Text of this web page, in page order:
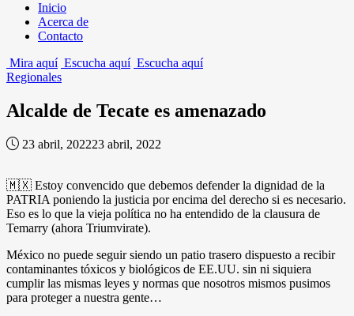
Inicio
Acerca de
Contacto
Mira aquí Escucha aquí Escucha aquí
Regionales
Alcalde de Tecate es amenazado
23 abril, 202223 abril, 2022
🇲🇽 Estoy convencido que debemos defender la dignidad de la
PATRIA poniendo la justicia por encima del derecho si es necesario.
Eso es lo que la vieja política no ha entendido de la clausura de
Temarry (ahora Triumvirate).
México no puede seguir siendo un patio trasero dispuesto a recibir
contaminantes tóxicos y biológicos de EE.UU. sin ni siquiera
cumplir las mismas leyes y normas que nosotros mismos pusimos
para proteger a nuestra gente…